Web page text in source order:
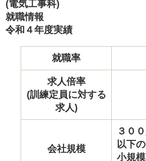
(電気工事科)
就職情報
令和４年度実績
就職率
求人倍率
(訓練定員に対する
求人)
会社規模
３０
以下の
小規